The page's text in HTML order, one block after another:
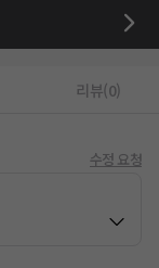
리뷰(0)
수정 요청